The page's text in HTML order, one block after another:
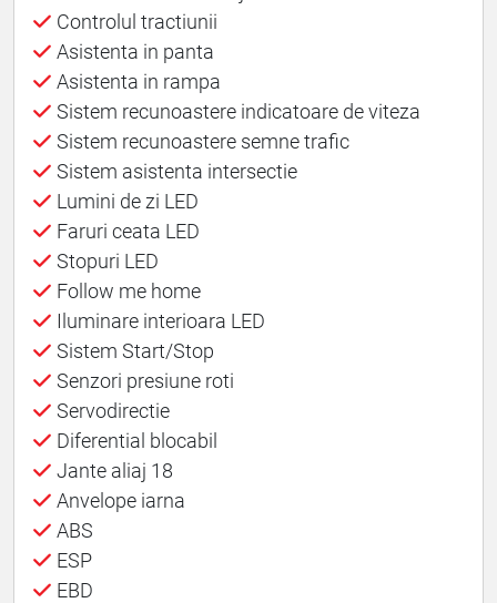
Controlul tractiunii
Asistenta in panta
Asistenta in rampa
Sistem recunoastere indicatoare de viteza
Sistem recunoastere semne trafic
Sistem asistenta intersectie
Lumini de zi LED
Faruri ceata LED
Stopuri LED
Follow me home
Iluminare interioara LED
Sistem Start/Stop
Senzori presiune roti
Servodirectie
Diferential blocabil
Jante aliaj 18
Anvelope iarna
ABS
ESP
EBD